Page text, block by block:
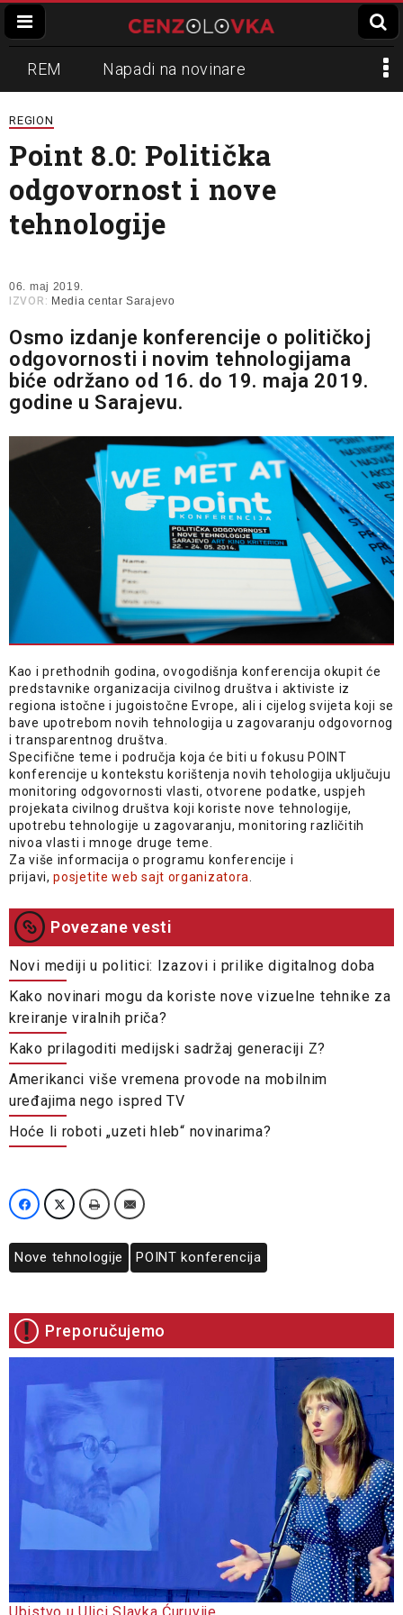
REM Napadi na novinare
Zvučni top
Propaganda Lokalni mediji
Informer Slavko Ćuruvija
REGION
Point 8.0: Politička
odgovornost i nove
tehnologije
06. maj 2019.
IZVOR: Media centar Sarajevo
Osmo izdanje konferencije o političkoj
odgovornosti i novim tehnologijama
biće održano od 16. do 19. maja 2019.
godine u Sarajevu.
Kao i prethodnih godina, ovogodišnja konferencija okupit će
predstavnike organizacija civilnog društva i aktiviste iz
regiona istočne i jugoistočne Evrope, ali i cijelog svijeta koji se
bave upotrebom novih tehnologija u zagovaranju odgovornog
i transparentnog društva.
Specifične teme i područja koja će biti u fokusu POINT
konferencije u kontekstu korištenja novih tehologija uključuju
monitoring odgovornosti vlasti, otvorene podatke, uspjeh
projekata civilnog društva koji koriste nove tehnologije,
upotrebu tehnologije u zagovaranju, monitoring različitih
nivoa vlasti i mnoge druge teme.
Za više informacija o programu konferencije i
prijavi,posjetite web sajt organizatora
Povezane vesti
Novi mediji u politici: Izazovi i prilike digitalnog doba
Kako novinari mogu da koriste nove vizuelne tehnike za
kreiranje viralnih priča?
Kako prilagoditi medijski sadržaj generaciji Z?
Amerikanci više vremena provode na mobilnim
uređajima nego ispred TV
Hoće li roboti „uzeti hleb“ novinarima?
Nove tehnologije POINT konferencija
Preporučujemo